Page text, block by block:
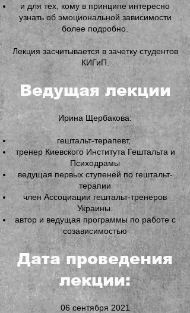
и для тех, кому в принципе интересно
узнать об эмоциональной зависимости
более подробно.
Лекция засчитывается в зачетку студентов
КИГиП.
Ведущая лекции
Ирина Щербакова:
гештальт-терапевт,
тренер Киевского Института Гештальта и
Психодрамы
ведущая первых ступеней по гештальт-
терапии
член Ассоциации гештальт-тренеров
Украины.
автор и ведущая программы по работе с
созависимостью
Дата проведения
лекции:
06 сентября 2021